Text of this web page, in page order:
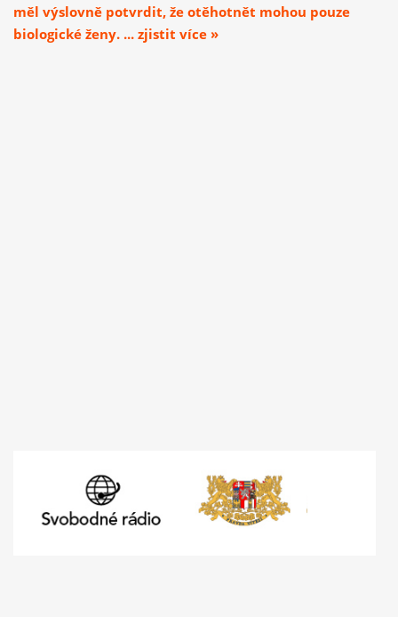
měl výslovně potvrdit, že otěhotnět mohou pouze
biologické ženy. ... zjistit více »